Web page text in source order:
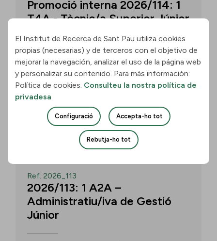
Promoció interna 2026/114: 1
T4A - Tècnic/a Superior Júnior
Convocatòria per a un/a T4A - Tècnic/a
Superior Júnior al grup Neurobiologia de
les Demències - Multilingual Aphasia &
Dementia Research Lab. Termini: 11
d’agost de 2026, 15.00 h.
Uneix-te
Ref. 2026_113
2026/113: 1 A2A –
Administratiu/iva de Gestió
Júnior
El Institut de Recerca de Sant Pau utiliza cookies
propias (necesarias) y de terceros con el objetivo de
mejorar la navegación, analizar el uso de la página web
y personalizar su contenido. Para más información:
Política de cookies. Consulteu la nostra política de
privadesa
Configuració Accepta-ho tot
Rebutja-ho tot